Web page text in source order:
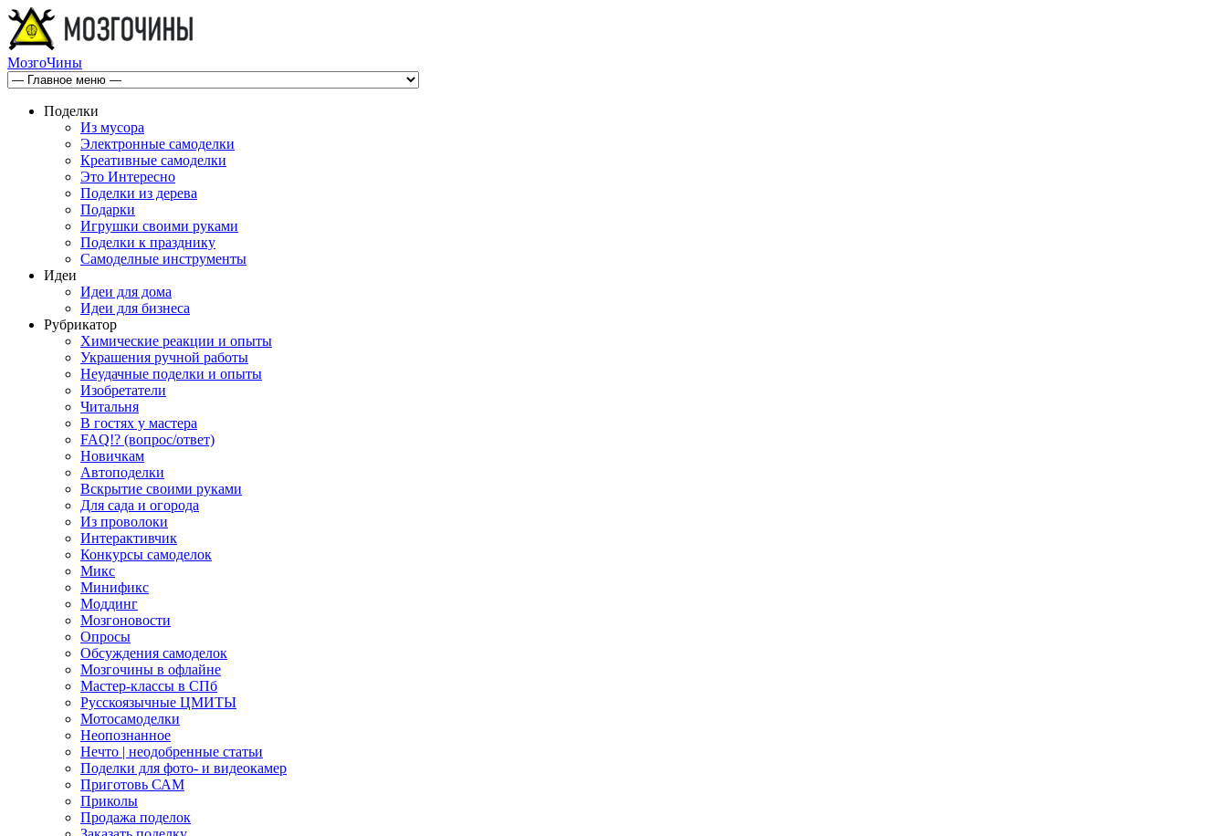
МозгоЧины
Поделки
Из мусора
Электронные самоделки
Креативные самоделки
Это Интересно
Поделки из дерева
Подарки
Игрушки своими руками
Поделки к празднику
Самоделные инструменты
Идеи
Идеи для дома
Идеи для бизнеса
Рубрикатор
Химические реакции и опыты
Украшения ручной работы
Неудачные поделки и опыты
Изобретатели
Читальня
В гостях у мастера
FAQ!? (вопрос/ответ)
Новичкам
Автоподелки
Вскрытие своими руками
Для сада и огорода
Из проволоки
Интерактивчик
Конкурсы самоделок
Микс
Минификс
Моддинг
Мозгоновости
Опросы
Обсуждения самоделок
Мозгочины в офлайне
Мастер-классы в СПб
Русскоязычные ЦМИТЫ
Мотосамоделки
Неопознанное
Нечто | неодобренные статьи
Поделки для фото- и видеокамер
Приготовь САМ
Приколы
Продажа поделок